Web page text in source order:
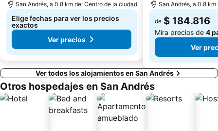
San Andrés, a 0.8 km de: Centro de la ciudad
Elige fechas para ver los precios
exactos
Ver precios
San Andrés, a 0.8
de $ 184.816
Mira precios de 4
Ver
Ver todos los alojamientos en San Andrés
Otros hospedajes en San Andrés